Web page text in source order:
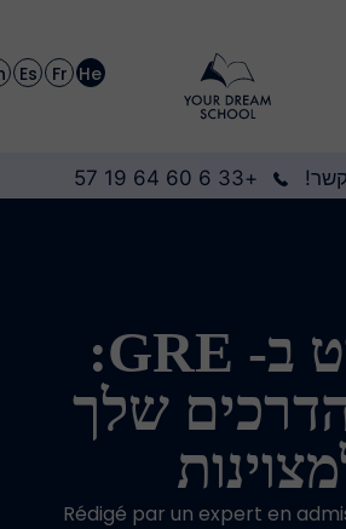
Fr
Es
En
+33 6 60 64 19 57
לשלוט ב- GRE:
שלך
Rédigé par un expert en